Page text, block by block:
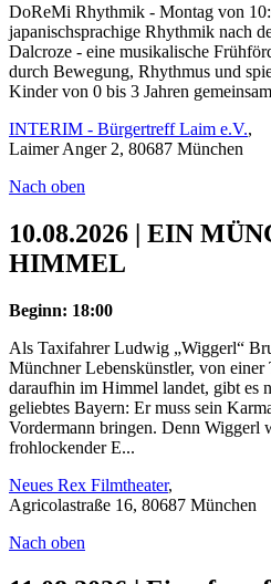
DoReMi Rhythmik - Montag von
japanischsprachige Rhythmik nach
Dalcroze - eine musikalische
durch Bewegung, Rhythmus und
Kinder von 0 bis 3 Jahren
INTERIM - Bürgertreff Laim e.V.,
Laimer Anger 2, 80687 München
Nach oben
10.08.2026 | EIN
HIMMEL
Beginn: 18:00
Als Taxifahrer Ludwig „Wiggerl“
Münchner Lebenskünstler, von einer
daraufhin im Himmel landet, gibt es
geliebtes Bayern: Er muss sein
Vordermann bringen. Denn Wiggerl
frohlockender E...
Neues Rex Filmtheater,
Agricolastraße 16, 80687 München
Nach oben